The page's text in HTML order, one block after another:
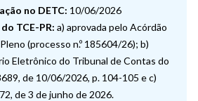
no DETC: 10/06/2026
TCE-PR: a) aprovada pelo Acórdão
(processo n.º 185604/26); b)
Eletrônico do Tribunal de Contas do
de 10/06/2026, p. 104-105 e c)
de 3 de junho de 2026.